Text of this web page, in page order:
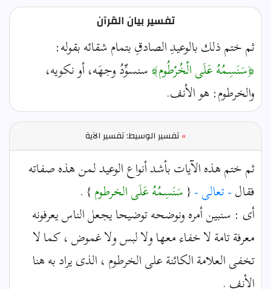
تفسير بيان القرآن
ثم ختم ذلك بالوعيدِ الصادقِ بتمام شقائه بقوله:
﴿سَنَسِمُهُ عَلَى الْخُرْطُوم﴾سنسوِّدُ وجهَه، أو نكويه،
والخرطوم: هو الأنف.
»تفسير الوسيط: تفسير الآية
ثم ختم هذه الآيات بأشد أنواع الوعيد لمن هذه صفاته
فقال- تعالى -{سَنَسِمُهُ عَلَى الخرطوم} .
أى : سنبين أمره ونوضحه توضيحا يجعل الناس يعرفونه
معرفة تامة لا خفاء معها ولا لبس ولا غموض ، كما لا
تخفى العلامة الكائنة على الخرطوم ، الذى يراد به هنا
الأنف .